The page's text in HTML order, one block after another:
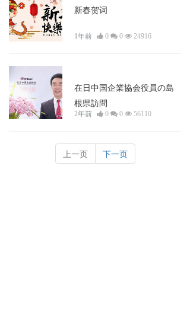
新春贺词
1年前 0 0 24916
在日中国企業協会役員の島
根県訪問
2年前 0 0 56110
上一页 下一页